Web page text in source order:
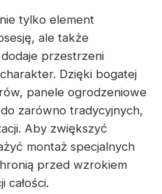
tylko element
ale także
przestrzeni
Dzięki bogatej
panele ogrodzeniowe
zarówno tradycyjnych,
Aby zwiększyć
montaż specjalnych
przed wzrokiem
całości.